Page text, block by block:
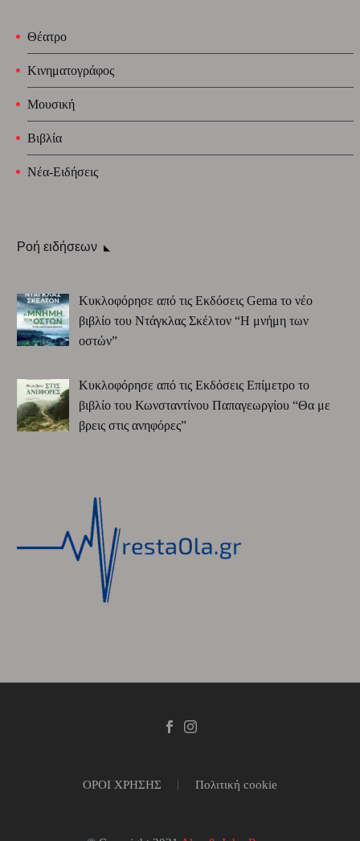
Θέατρο
Κινηματογράφος
Μουσική
Βιβλία
Νέα-Ειδήσεις
Ροή ειδήσεων
Κυκλοφόρησε από τις Εκδόσεις Gema το νέο
βιβλίο του Ντάγκλας Σκέλτον “Η μνήμη των
οστών”
Κυκλοφόρησε από τις Εκδόσεις Επίμετρο το
βιβλίο του Κωνσταντίνου Παπαγεωργίου “Θα με
βρεις στις ανηφόρες”
ΟΡΟΙ ΧΡΗΣΗΣ Πολιτική cookie